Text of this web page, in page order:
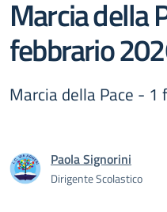
Marcia della
febbrario
Marcia della Pace - 1
Paola Signorini
Dirigente Scolastico